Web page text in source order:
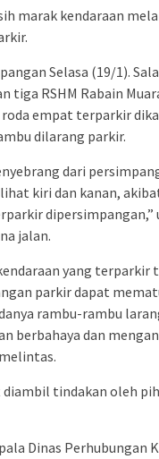
marak kendaraan
Selasa (19/1).
tiga RSHM Rabain
empat terparkir
dilarang parkir.
dari
kiri dan kanan,
dipersimpangan,”
jalan.
yang terparkir
parkir dapat
rambu-rambu
berbahaya dan
diambil tindakan oleh
Dinas Perhubungan